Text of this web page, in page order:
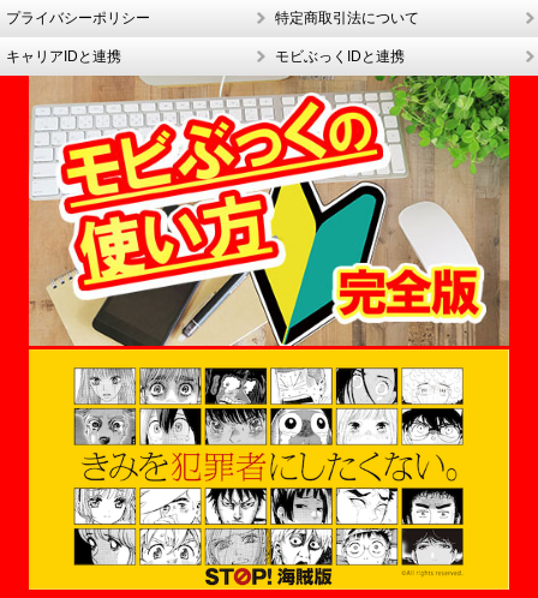
プライバシーポリシー 特定商取引法について
キャリアIDと連携 モビぶっくIDと連携